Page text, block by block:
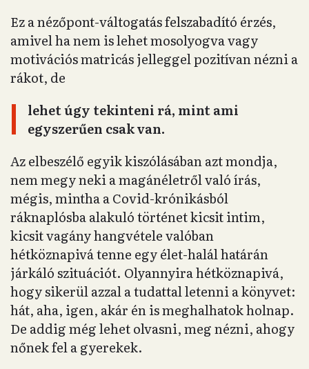
Ez a nézőpont-váltogatás felszabadító érzés,
amivel ha nem is lehet mosolyogva vagy
motivációs matricás jelleggel pozitívan nézni a
rákot, de
lehet úgy tekinteni rá, mint ami
egyszerűen csak van.
Az elbeszélő egyik kiszólásában azt mondja,
nem megy neki a magánéletről való írás,
mégis, mintha a Covid-krónikásból
ráknaplósba alakuló történet kicsit intim,
kicsit vagány hangvétele valóban
hétköznapivá tenne egy élet-halál határán
járkáló szituációt. Olyannyira hétköznapivá,
hogy sikerül azzal a tudattal letenni a könyvet:
hát, aha, igen, akár én is meghalhatok holnap.
De addig még lehet olvasni, meg nézni, ahogy
nőnek fel a gyerekek.